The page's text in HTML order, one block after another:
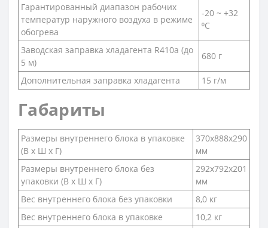
Гарантированный диапазон рабочих
температур наружного воздуха в режиме
обогрева
-20 ~ +32
⁰С
Заводская заправка хладагента R410a (до
5 м)
680 г
Дополнительная заправка хладагента 15 г/м
Габариты
Размеры внутреннего блока в упаковке
(В х Ш х Г)
370x888x290
мм
Размеры внутреннего блока без
упаковки (В х Ш х Г)
292x792x201
мм
Вес внутреннего блока без упаковки
8,0 кг
Вес внутреннего блока в упаковке
10,2 кг